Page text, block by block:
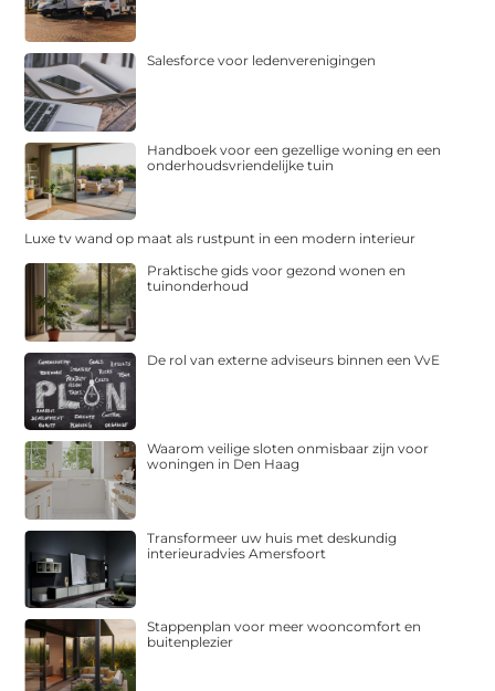
Salesforce voor ledenverenigingen
Handboek voor een gezellige woning en een
onderhoudsvriendelijke tuin
Luxe tv wand op maat als rustpunt in een modern interieur
Praktische gids voor gezond wonen en
tuinonderhoud
De rol van externe adviseurs binnen een VvE
Waarom veilige sloten onmisbaar zijn voor
woningen in Den Haag
Transformeer uw huis met deskundig
interieuradvies Amersfoort
Stappenplan voor meer wooncomfort en
buitenplezier